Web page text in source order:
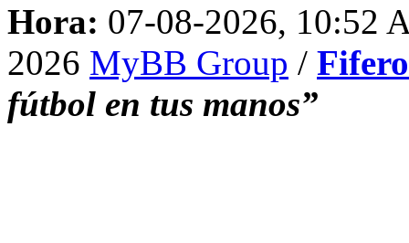
Hora: 07-08-2026, 10:52
2026 MyBB Group /
fútbol en tus manos”